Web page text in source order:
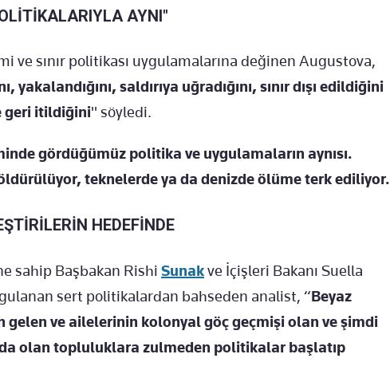
AYNI"
ve sınır politikası uygulamalarına değinen Augustova,
yakalandığını, saldırıya uğradığını, sınır dışı edildiğini
geri itildiğini" söyledi.
gördüğümüz politika ve uygulamaların aynısı.
teknelerde ya da denizde ölüme terk ediliyor.
HEDEFİNDE
sahip Başbakan Rishi Sunakve İçişleri Bakanı Suella
sert politikalardan bahseden analist, “Beyaz
ve ailelerinin kolonyal göç geçmişi olan ve şimdi
olan topluluklara zulmeden politikalar başlatıp